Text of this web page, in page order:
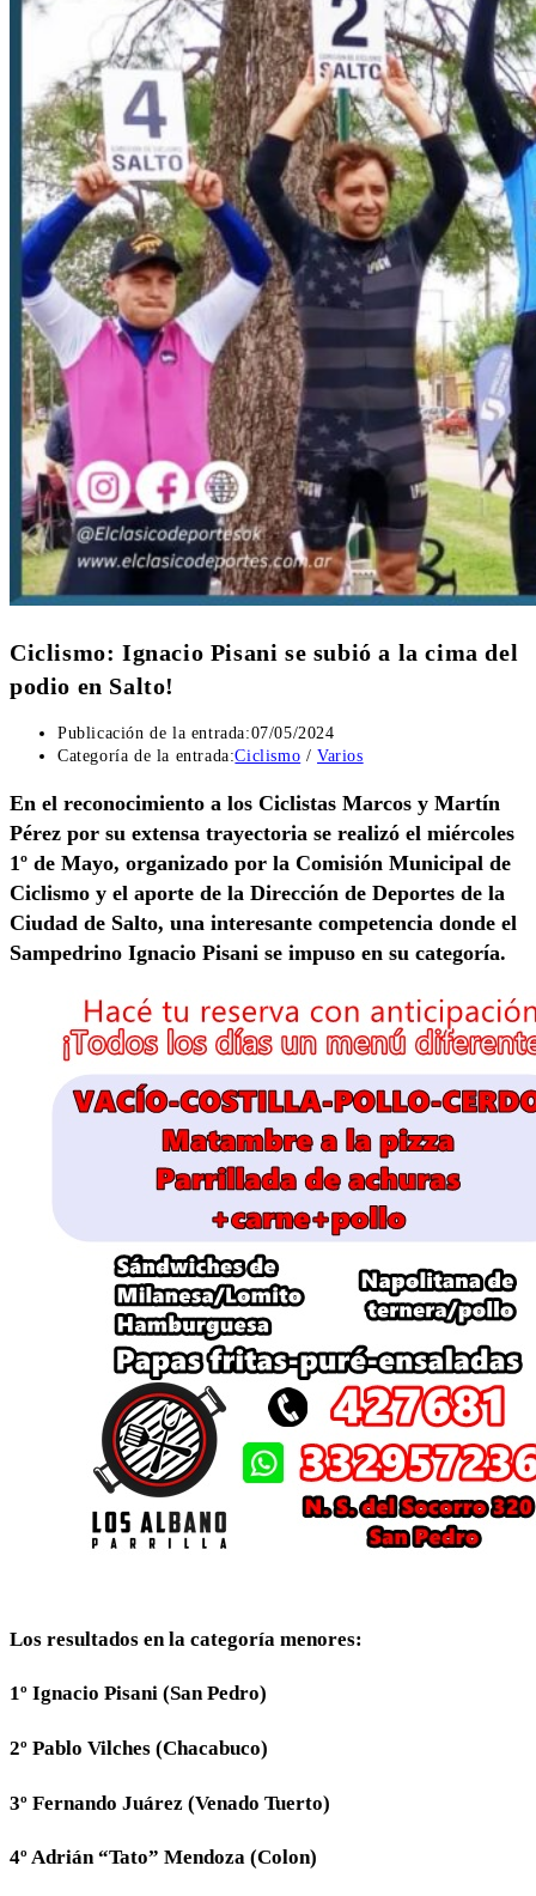
Ciclismo: Ignacio Pisani se subió a la cima del
podio en Salto!
Publicación de la entrada:07/05/2024
Categoría de la entrada:Ciclismo / Varios
En el reconocimiento a los Ciclistas Marcos y Martín
Pérez por su extensa trayectoria se realizó el miércoles
1º de Mayo, organizado por la Comisión Municipal de
Ciclismo y el aporte de la Dirección de Deportes de la
Ciudad de Salto, una interesante competencia donde el
Sampedrino Ignacio Pisani se impuso en su categoría.
Los resultados en la categoría menores:
1º Ignacio Pisani (San Pedro)
2º Pablo Vilches (Chacabuco)
3º Fernando Juárez (Venado Tuerto)
4º Adrián “Tato” Mendoza (Colon)